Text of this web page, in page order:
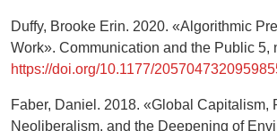
Duffy, Brooke Erin. 2020. «Algorithmic
Work». Communication and the Public 5,
https://doi.org/10.1177/
Faber, Daniel. 2018. «Global Capitalism,
Neoliberalism, and the Deepening of